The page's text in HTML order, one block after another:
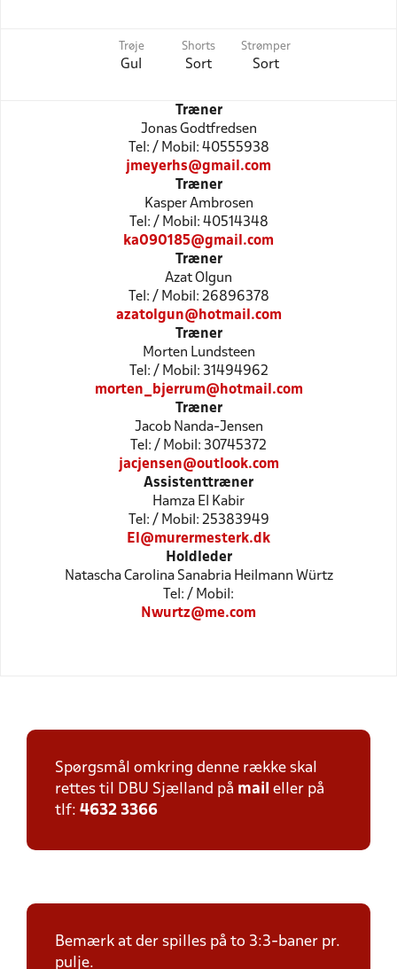
Trøje
Gul
Shorts
Sort
Strømper
Sort
Træner
Jonas Godtfredsen
Tel: / Mobil: 40555938
jmeyerhs@gmail.com
Træner
Kasper Ambrosen
Tel: / Mobil: 40514348
ka090185@gmail.com
Træner
Azat Olgun
Tel: / Mobil: 26896378
azatolgun@hotmail.com
Træner
Morten Lundsteen
Tel: / Mobil: 31494962
morten_bjerrum@hotmail.com
Træner
Jacob Nanda-Jensen
Tel: / Mobil: 30745372
jacjensen@outlook.com
Assistenttræner
Hamza El Kabir
Tel: / Mobil: 25383949
El@murermesterk.dk
Holdleder
Natascha Carolina Sanabria Heilmann Würtz
Tel: / Mobil:
Nwurtz@me.com
Spørgsmål omkring denne række skal
rettes til DBU Sjælland på mail eller på
tlf: 4632 3366
Bemærk at der spilles på to 3:3-baner pr.
pulje.